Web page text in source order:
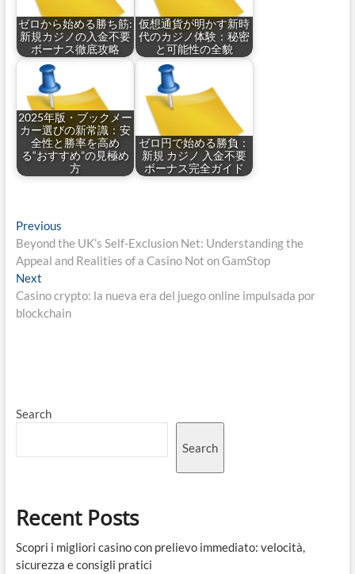
ゼロから始める勝ち筋:
新規カジノの入金不要
ボーナス徹底攻略
仮想通貨が明かす新時
代のカジノ体験：秘密
と可能性の全貌
2025年版・ブックメー
カー選びの新常識：安
全性と勝率を高め
る“おすすめ”の見極め
方
ゼロ円で始める勝負：
新規 カジノ 入金不要
ボーナス完全ガイド
Post
navigation
PreviousPrevious
post:
Beyond the UK’s Self-Exclusion Net: Understanding the
Appeal and Realities of a Casino Not on GamStop
NextNext
post:
Casino crypto: la nueva era del juego online impulsada por
blockchain
Search
Search
Recent Posts
Scopri i migliori casino con prelievo immediato: velocità,
sicurezza e consigli pratici